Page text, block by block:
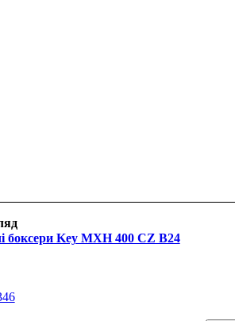
боксери Key MXH 400 CZ B24